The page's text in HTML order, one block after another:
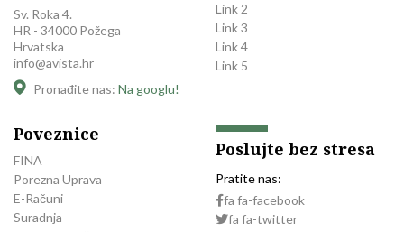
Sv. Roka 4.
HR - 34000 Požega
Hrvatska
info@avista.hr
Pronađite nas: Na googlu!
Link 2
Link 3
Link 4
Link 5
Poveznice
FINA
Porezna Uprava
E-Računi
Suradnja
Poslujte bez stresa
Pratite nas:
fa fa-facebook
fa fa-twitter